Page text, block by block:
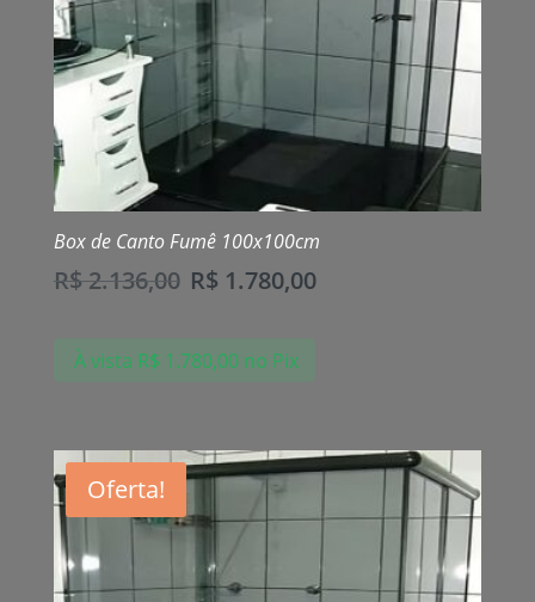
Box de Canto Fumê 100x100cm
R$2.136,00 R$1.780,00
À vista R$ 1.780,00 no Pix
Oferta!